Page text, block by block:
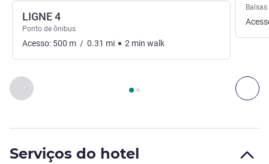
Anterior - Acessos e Transportes
Página , Acessos e Transportes 1 :, Acessos e
LIGNE 4
Ponto de ônibus
Acesso: 500 m / 0.31 mi 2 min walk
Balsas
Serviços do hotel